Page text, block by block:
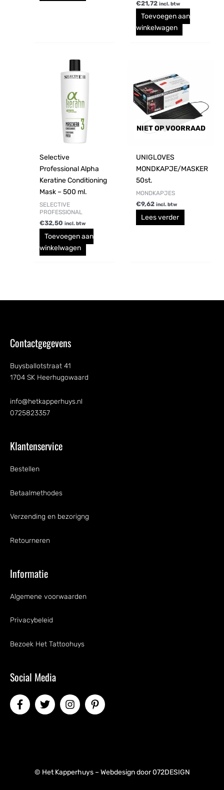
€21,72 incl. btw
Toevoegen aan
winkelwagen
Selective
Professional Alpha
Keratine Conditioning
Mask – 500 ml.
SELECTIVE
PROFESSIONAL
€32,50 incl. btw
Toevoegen aan
winkelwagen
NIET OP VOORRAAD
UNIGLOVES
MONDKAPJE/MASKER
50st.
MONDKAPJES
€9,62 incl. btw
Lees verder
Contactgegevens
Buysballotstraat 41
1704 SK Heerhugowaard
info@hetkapperhuys.nl
0725823357
Klantenservice
Bestellen
Betaalmethodes
Verzending en bezorigng
Retourneren
Informatie
Algemene voorwaarden
Privacybeleid
Bezoek Het Tattoohuys
Social Media
© Het Kapperhuys – Webdesign door072DESIGN